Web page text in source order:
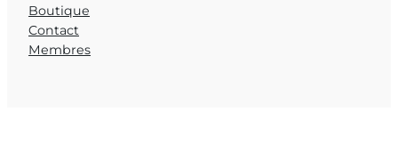
Boutique
Contact
Membres